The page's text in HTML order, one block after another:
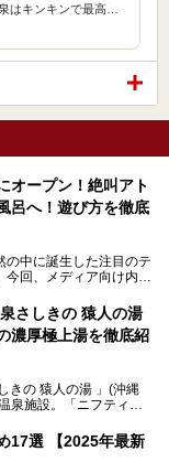
はキンキンで最高…
オープン！絶叫アト
呂へ！遊び方を徹底
の中に誕生した注目のテ
回、メディア向け内覧
ろや料金、アクセス方
さしきの 猿人の湯
濃厚極上湯を徹底紹
きの 猿人の湯 」(沖縄
泉施設。「ニフティ温
多くの常連客や温泉フ
17選 【2025年最新